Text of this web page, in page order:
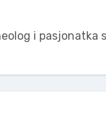
i pasjonatka